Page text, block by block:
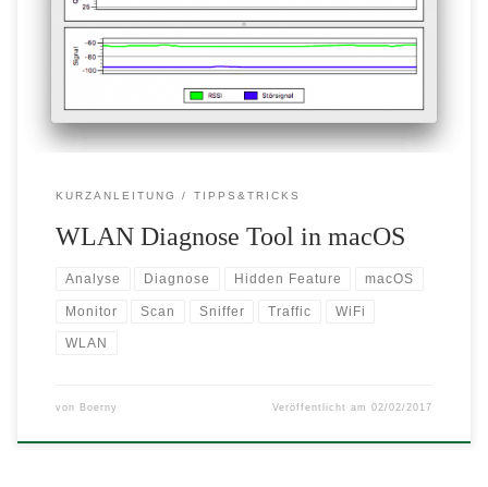
Werkzeug zur Analyse des WLAN Netzwerkes. Doch kaum einer
kennt es, denn es versteckt sich hinter dem WLAN Menu Item.
KURZANLEITUNG TIPPS&TRICKS
WLAN Diagnose Tool in macOS
Analyse Diagnose Hidden Feature macOS
Monitor Scan Sniffer Traffic WiFi
WLAN
von Boerny Veröffentlicht am02/02/2017